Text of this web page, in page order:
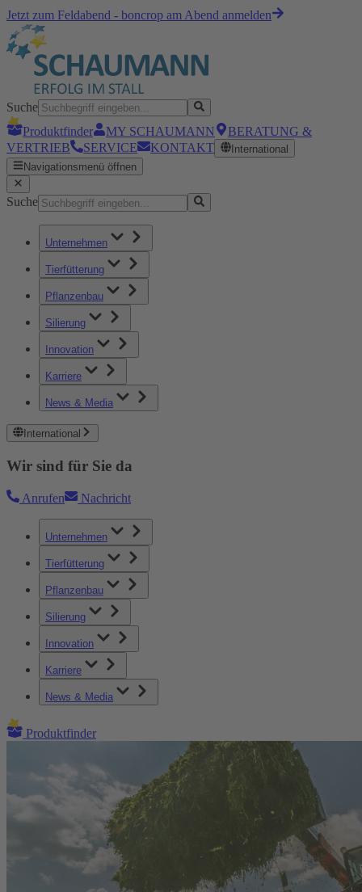
Jetzt zum Feldabend - boncrop am Abend anmelden
Suche
Produktfinder
MY SCHAUMANN
BERATUNG &
VERTRIEB
SERVICE KONTAKT
International
Navigationsmenü öffnen
Suche
Unternehmen
Tierfütterung
Pflanzenbau
Silierung
Innovation
Karriere
News & Media
International
Wir sind für Sie da
Anrufen Nachricht
Unternehmen
Tierfütterung
Pflanzenbau
Silierung
Innovation
Karriere
News & Media
Produktfinder